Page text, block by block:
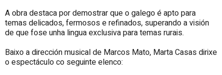
A obra destaca por demostrar que o galego é apto para
temas delicados, fermosos e refinados, superando a visión
de que fose unha lingua exclusiva para temas rurais.
Baixo a dirección musical de Marcos Mato, Marta Casas dirixe
o espectáculo co seguinte elenco: